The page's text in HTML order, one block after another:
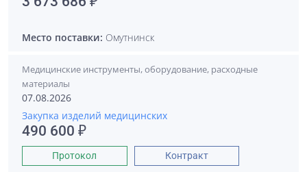
Место поставки: Омутнинск
Медицинские инструменты, оборудование, расходные
материалы
07.08.2026
Закупка изделий медицинских
490 600 ₽
Протокол Контракт